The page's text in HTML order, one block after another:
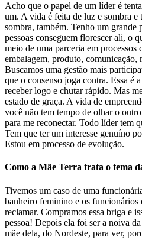
Acho que o papel de um líder é
um. A vida é feita de luz e sombra e
sombra, também. Tenho um grande
pessoas conseguem florescer ali, o
meio de uma parceria em
embalagem, produto, comunicação,
Buscamos uma gestão mais
que o consenso joga contra. Essa é
receber logo e chutar rápido. Mas
estado de graça. A vida de
você não tem tempo de olhar o
para me reconectar. Todo líder tem
Tem que ter um interesse genuíno
Estou em processo de evolução.
Como a Mãe Terra trata o tema
Tivemos um caso de uma
banheiro feminino e os
reclamar. Compramos essa briga e
pessoa! Depois ela foi ser a noiva
mãe dela, do Nordeste, para ver,